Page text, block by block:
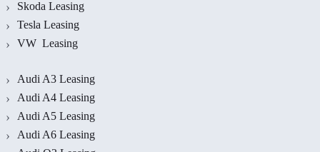
Skoda Leasing
Tesla Leasing
VW Leasing
Audi A3 Leasing
Audi A4 Leasing
Audi A5 Leasing
Audi A6 Leasing